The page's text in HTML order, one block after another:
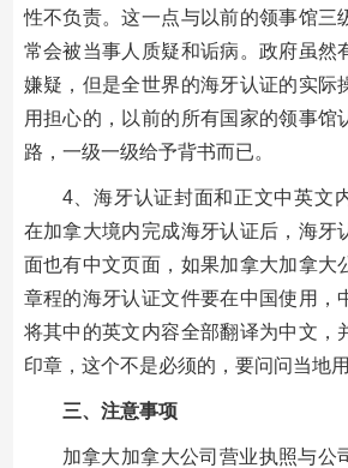
性不负责。这一点与以前的领事馆三
常会被当事人质疑和诟病。政府虽然
嫌疑，但是全世界的海牙认证的实际
用担心的，以前的所有国家的领事馆
路，一级一级给予背书而已。
4、海牙认证封面和正文中英文
在加拿大境内完成海牙认证后，海牙
面也有中文页面，如果加拿大加拿大
章程的海牙认证文件要在中国使用，
将其中的英文内容全部翻译为中文，
印章，这个不是必须的，要问问当地
三、注意事项
加拿大加拿大公司营业执照与公